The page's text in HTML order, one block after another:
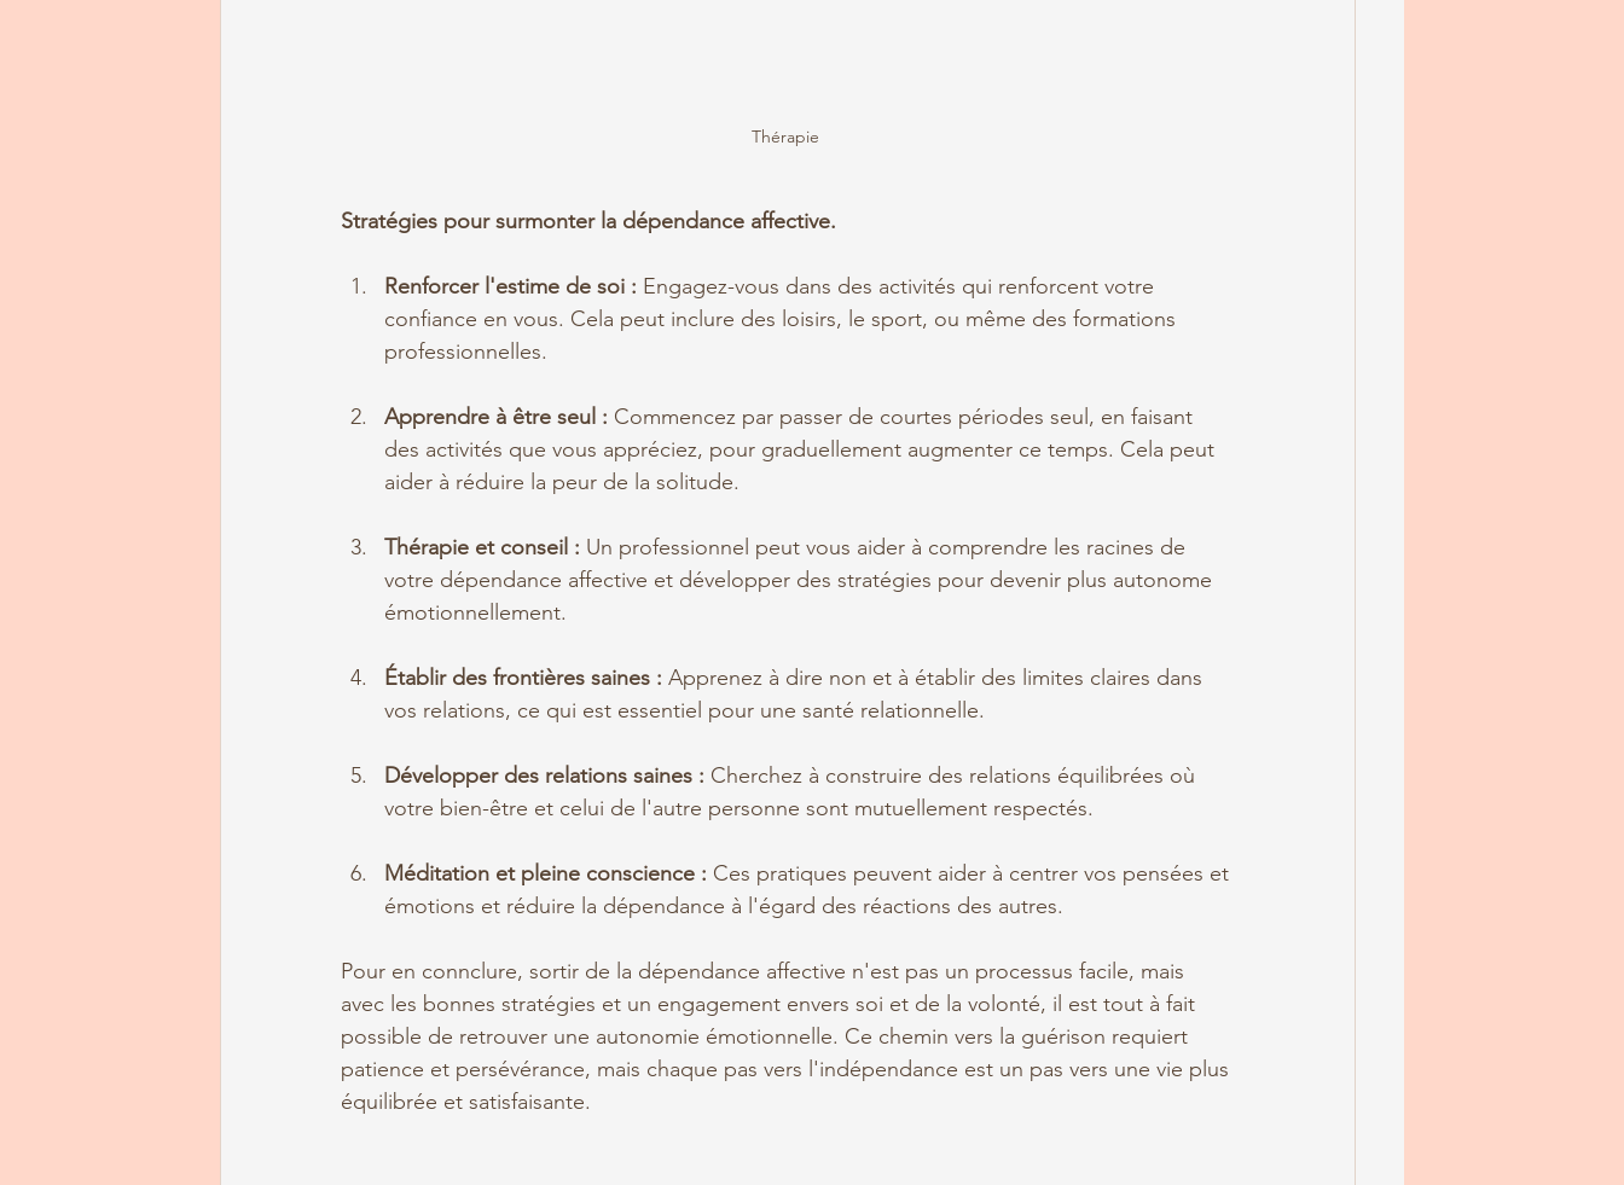
Thérapie
Stratégies pour surmonter la dépendance affective.
Renforcer l'estime de soi : Engagez-vous dans des activités qui renforcent votre
confiance en vous. Cela peut inclure des loisirs, le sport, ou même des formations
professionnelles.
Apprendre à être seul : Commencez par passer de courtes périodes seul, en faisant
des activités que vous appréciez, pour graduellement augmenter ce temps. Cela peut
aider à réduire la peur de la solitude.
Thérapie et conseil : Un professionnel peut vous aider à comprendre les racines de
votre dépendance affective et développer des stratégies pour devenir plus autonome
émotionnellement.
Établir des frontières saines : Apprenez à dire non et à établir des limites claires dans
vos relations, ce qui est essentiel pour une santé relationnelle.
Développer des relations saines : Cherchez à construire des relations équilibrées où
votre bien-être et celui de l'autre personne sont mutuellement respectés.
Méditation et pleine conscience : Ces pratiques peuvent aider à centrer vos pensées et
émotions et réduire la dépendance à l'égard des réactions des autres.
Pour en connclure, sortir de la dépendance affective n'est pas un processus facile, mais
avec les bonnes stratégies et un engagement envers soi et de la volonté, il est tout à fait
possible de retrouver une autonomie émotionnelle. Ce chemin vers la guérison requiert
patience et persévérance, mais chaque pas vers l'indépendance est un pas vers une vie plus
équilibrée et satisfaisante.